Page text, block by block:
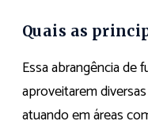
Quais as
Essa abrangência
aproveitarem
atuando em áreas